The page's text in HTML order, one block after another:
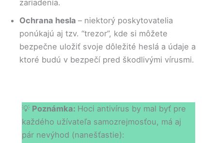
zariadenia.
Ochrana hesla – niektorý poskytovatelia
ponúkajú aj tzv. “trezor”, kde si môžete
bezpečne uložiť svoje dôležité heslá a údaje a
ktoré budú v bezpečí pred škodlivými vírusmi.
💡 Poznámka: Hoci antivírus by mal byť pre
každého užívateľa samozrejmosťou, má aj
pár nevýhod (nanešťastie):